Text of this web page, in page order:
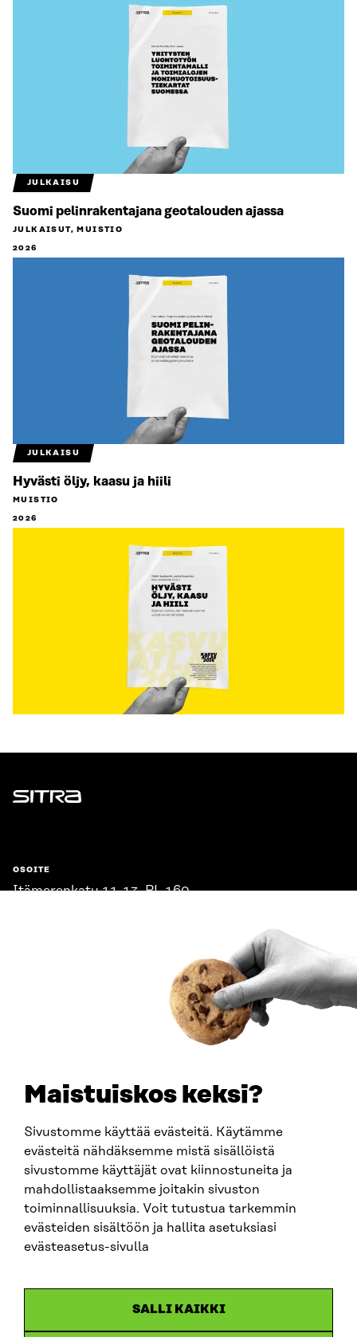
Maistuiskos keksi?
Sivustomme käyttää evästeitä. Käytämme
evästeitä nähdäksemme mistä sisällöistä
sivustomme käyttäjät ovat kiinnostuneita ja
mahdollistaaksemme joitakin sivuston
toiminnallisuuksia. Voit tutustua tarkemmin
evästeiden sisältöön ja hallita asetuksiasi
evästeasetus-sivulla
SALLI KAIKKI
JULKAISU
Suomi pelinrakentajana geotalouden ajassa
JULKAISUT, MUISTIO
2026
JULKAISU
Hyvästi öljy, kaasu ja hiili
MUISTIO
2026
Sitra
OSOITE
Itämerenkatu 11-13, PL 160,
SITRA SOSIAALISESSA MEDIASSA
LinkedIn
Instagram
YouTube